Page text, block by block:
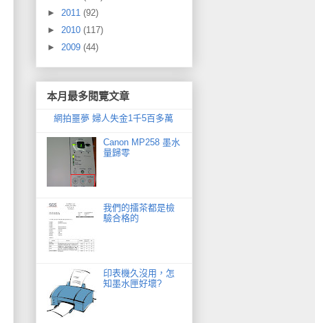
► 2011 (92)
► 2010 (117)
► 2009 (44)
本月最多閱覽文章
網拍噩夢 婦人失金1千5百多萬
Canon MP258 墨水
量歸零
我們的擂茶都是檢
驗合格的
印表機久沒用，怎
知墨水匣好壞?